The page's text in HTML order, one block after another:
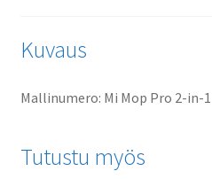
Kuvaus
Mallinumero: Mi Mop Pro 2-in-
Tutustu myös